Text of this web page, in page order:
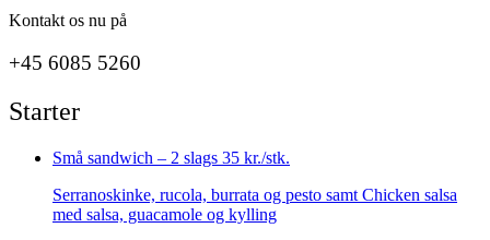
Kontakt os nu på
+45 6085 5260
Starter
Små sandwich – 2 slags 35 kr./stk.
Serranoskinke, rucola, burrata og pesto samt Chicken salsa
med salsa, guacamole og kylling